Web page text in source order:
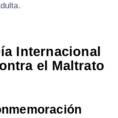
Internacional
el Maltrato